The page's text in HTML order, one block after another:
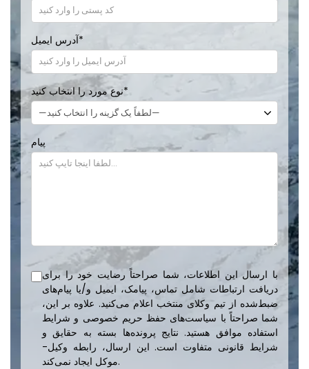
آدرس ایمیل*
نوع مورد را انتخاب کنید*
پیام
با ارسال این اطلاعات، شما صراحتاً رضایت خود را برای
دریافت ارتباطات شامل تماس، پیامک، ایمیل و/یا پیام‌های
ضبط‌شده از تیم وکلای منتخب اعلام می‌کنید. علاوه بر این،
شما صراحتاً با سیاست‌های حفظ حریم خصوصی و شرایط
استفاده موافق هستید. نتایج پرونده‌ها بسته به حقایق و
شرایط قانونی متفاوت است. این ارسال، رابطه وکیل-
موکل ایجاد نمی‌کند.